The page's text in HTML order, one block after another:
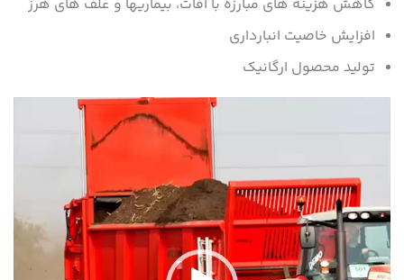
کاهش هزینه های مبارزه با آفات، بیماریها و علف های هرز
افزایش خاصیت انبارداری
تولید محصول ارگانیک